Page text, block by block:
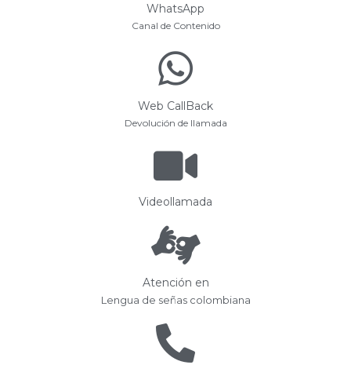
WhatsApp
Canal de Contenido
Web CallBack
Devolución de llamada
Videollamada
Atención en
Lengua de señas colombiana